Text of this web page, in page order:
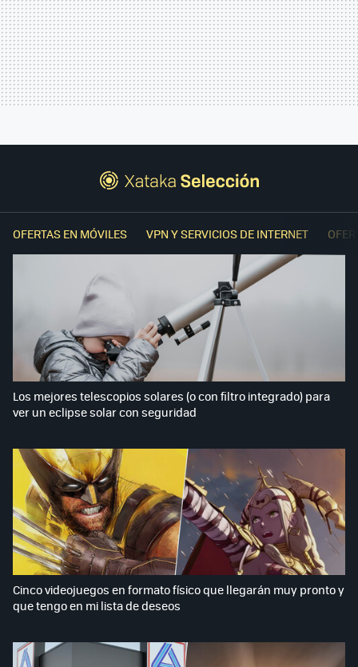
OFERTAS EN MÓVILES VPN Y SERVICIOS DE INTERNET
Los mejores telescopios solares (o con filtro integrado) para
ver un eclipse solar con seguridad
Cinco videojuegos en formato físico que llegarán muy pronto y
que tengo en mi lista de deseos